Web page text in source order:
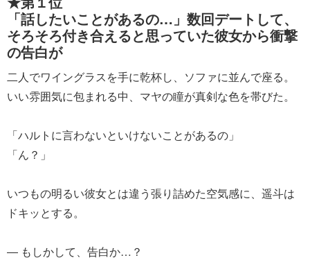
「話したいことがあるの…」数回デートして、
そろそろ付き合えると思っていた彼女から衝撃
の告白が
二人でワイングラスを手に乾杯し、ソファに並んで座る。
いい雰囲気に包まれる中、マヤの瞳が真剣な色を帯びた。
「ハルトに言わないといけないことがあるの」
「ん？」
いつもの明るい彼女とは違う張り詰めた空気感に、遥斗は
ドキッとする。
― もしかして、告白か…？